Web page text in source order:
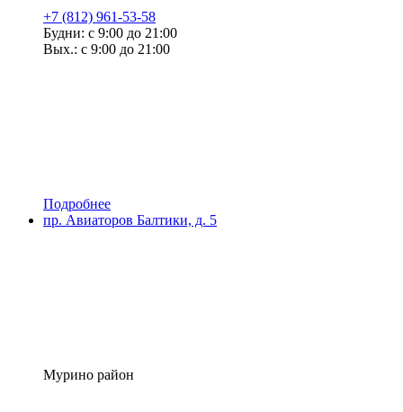
+7 (812) 961-53-58
Будни: с 9:00 до 21:00
Вых.: с 9:00 до 21:00
Подробнее
пр. Авиаторов Балтики, д. 5
Мурино район